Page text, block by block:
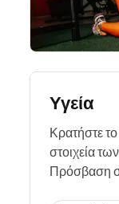
Υγεία
Κρατήστε
στοιχεία
Πρόσβαση